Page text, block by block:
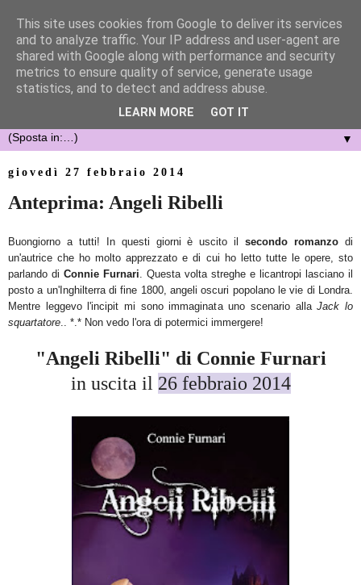
▼
giovedì 27 febbraio 2014
Anteprima: Angeli Ribelli
Buongiorno a tutti! In questi giorni è uscito ilsecondo romanzo di
un'autrice che ho molto apprezzato e di cui ho letto tutte le opere, sto
parlando di Connie Furnari . Questa volta streghe e licantropi lasciano il
posto a un'Inghilterra di fine 1800, angeli oscuri popolano le vie di Londra.
Mentre leggevo l'incipit mi sono immaginata uno scenario allaJack lo
squartatore .. *.* Non vedo l'ora di potermici immergere!
"Angeli Ribelli" di Connie Furnari
in uscita il 26 febbraio 2014
This site uses cookies from Google to deliver its services
and to analyze traffic. Your IP address and user-agent are
shared with Google along with performance and security
metrics to ensure quality of service, generate usage
statistics, and to detect and address abuse.
LEARN MORE GOT IT